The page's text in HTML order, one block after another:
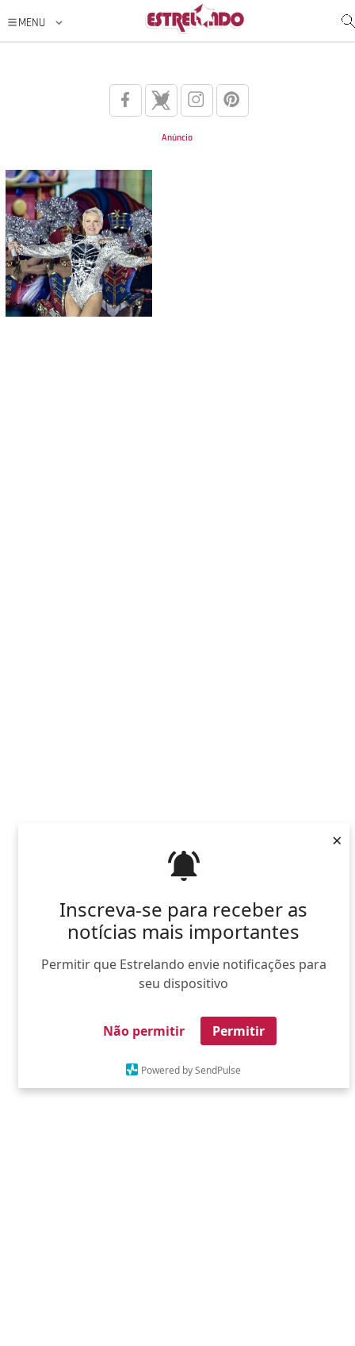
Inscreva-se para receber as
notícias mais importantes
Permitir que Estrelando envie notificações para
seu dispositivo
Não permitir Permitir
Powered by SendPulse
×